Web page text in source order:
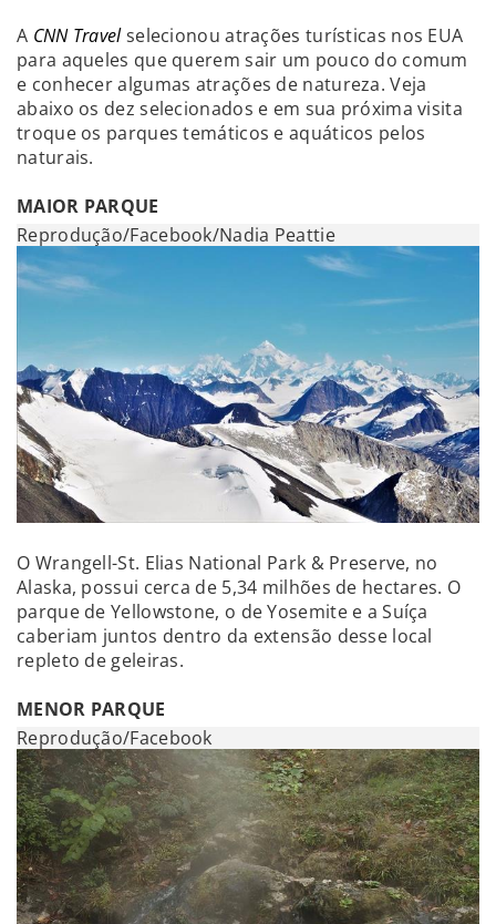
A CNN Travelselecionou atrações turísticas nos EUA
para aqueles que querem sair um pouco do comum
e conhecer algumas atrações de natureza. Veja
abaixo os dez selecionados e em sua próxima visita
troque os parques temáticos e aquáticos pelos
naturais.
MAIOR PARQUE
Reprodução/Facebook/Nadia Peattie
O Wrangell-St. Elias National Park & Preserve, no
Alaska, possui cerca de 5,34 milhões de hectares. O
parque de Yellowstone, o de Yosemite e a Suíça
caberiam juntos dentro da extensão desse local
repleto de geleiras.
MENOR PARQUE
Reprodução/Facebook